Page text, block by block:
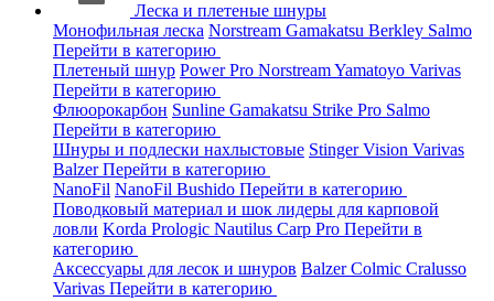
Леска и плетеные шнуры
Монофильная леска Norstream Gamakatsu Berkley Salmo
Перейти в категорию
Плетеный шнур Power Pro NorstreamYamatoyo Varivas
Перейти в категорию
Флюорокарбон Sunline Gamakatsu Strike Pro Salmo
Перейти в категорию
Шнуры и подлески нахлыстовые StingerVision Varivas
BalzerПерейти в категорию
NanoFil NanoFil Bushido Перейти в категорию
Поводковый материал и шок лидеры для карповой
ловли Korda Prologic Nautilus Carp Pro Перейти в
категорию
Аксессуары для лесок и шнуров BalzerColmic Cralusso
Varivas Перейти в категорию